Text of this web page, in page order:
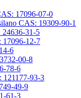
17096-07-0
CAS: 19309-90-1
31-5
12-7
6
00-8
78-6
121177-93-3
49-9
61-3